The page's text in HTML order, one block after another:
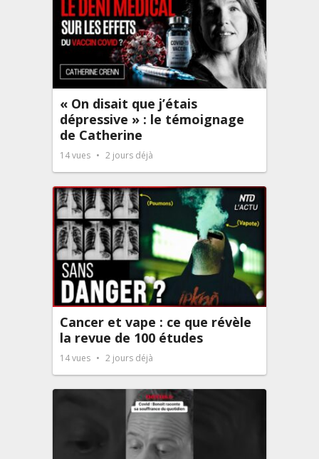
« On disait que j’étais
dépressive » : le témoignage
de Catherine
14vues 2 jours déjà
Cancer et vape : ce que révèle
la revue de 100 études
14vues 2 jours déjà